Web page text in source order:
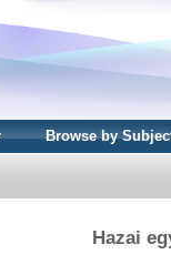
Browse by
Hazai